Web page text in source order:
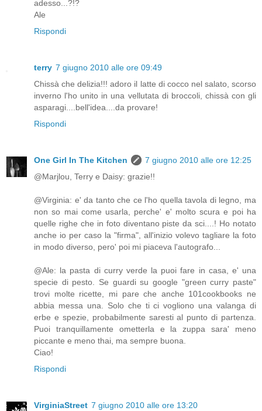
adesso...?!?
Ale
Rispondi
terry 7 giugno 2010 alle ore 09:49
Chissà che delizia!!! adoro il latte di cocco nel salato, scorso
inverno l'ho unito in una vellutata di broccoli, chissà con gli
asparagi....bell'idea....da provare!
Rispondi
One Girl In The Kitchen
7 giugno 2010 alle ore 12:25
@Marjlou, Terry e Daisy: grazie!!
@Virginia: e' da tanto che ce l'ho quella tavola di legno, ma
non so mai come usarla, perche' e' molto scura e poi ha
quelle righe che in foto diventano piste da sci....! Ho notato
anche io per caso la "firma", all'inizio volevo tagliare la foto
in modo diverso, pero' poi mi piaceva l'autografo...
@Ale: la pasta di curry verde la puoi fare in casa, e' una
specie di pesto. Se guardi su google "green curry paste"
trovi molte ricette, mi pare che anche 101cookbooks ne
abbia messa una. Solo che ti ci vogliono una valanga di
erbe e spezie, probabilmente saresti al punto di partenza.
Puoi tranquillamente ometterla e la zuppa sara' meno
piccante e meno thai, ma sempre buona.
Ciao!
Rispondi
VirginiaStreet 7 giugno 2010 alle ore 13:20